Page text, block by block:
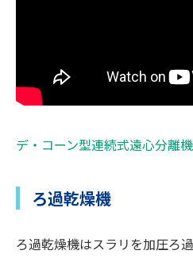
デ・コーン型連続式遠心分離
ろ過乾燥機
ろ過乾燥機はスラリを加圧ろ